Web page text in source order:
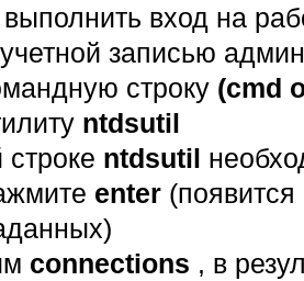
вход на
записью
строку (cmd
ntdsutil
ntdsutil
enter
connections , в